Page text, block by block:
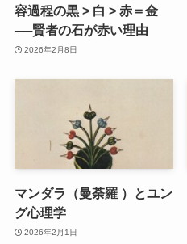
容過程の黒 > 白 > 赤＝金
──賢者の石が赤い理由
2026年2月8日
マンダラ（曼荼羅 ）とユン
グ心理学
2026年2月1日